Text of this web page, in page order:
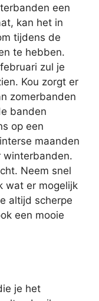
een
kan het in
tijdens de
te hebben.
zul je
Kou zorgt er
zomerbanden
banden
op een
maanden
winterbanden.
Neem snel
wat er mogelijk
altijd scherpe
een mooie
je het